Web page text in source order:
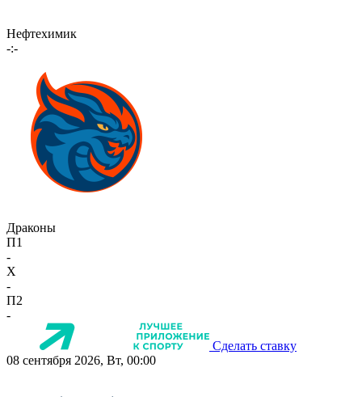
Нефтехимик
-:-
Драконы
П1
-
X
-
П2
-
Сделать ставку
08 сентября 2026, Вт, 00:00